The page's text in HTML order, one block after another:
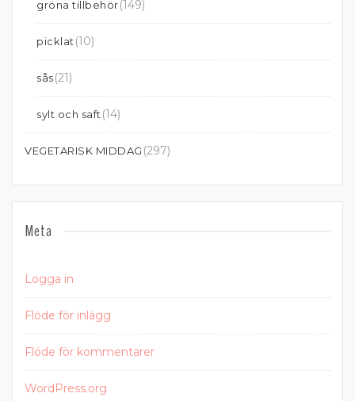
gröna tillbehör(149)
picklat (10)
sås(21)
sylt och saft (14)
VEGETARISK MIDDAG (297)
Meta
Logga in
Flöde för inlägg
Flöde för kommentarer
WordPress.org